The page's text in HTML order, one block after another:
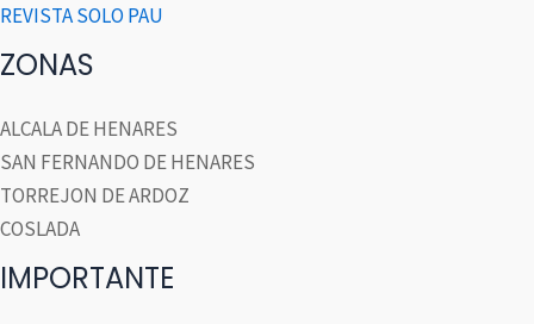
REVISTA SOLO PAU
ZONAS
ALCALA DE HENARES
SAN FERNANDO DE HENARES
TORREJON DE ARDOZ
COSLADA
IMPORTANTE